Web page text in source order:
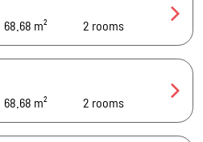
68.68 m² 2 rooms
68.68 m² 2 rooms